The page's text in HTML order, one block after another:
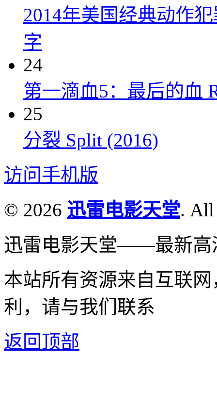
2014年美国经典动作
字
24
第一滴血5：最后的血
25
分裂 Split (2016)
访问手机版
© 2026 迅雷电影天堂. All
迅雷电影天堂——最新高
本站所有资源来自互联
利，请与我们联系
返回顶部